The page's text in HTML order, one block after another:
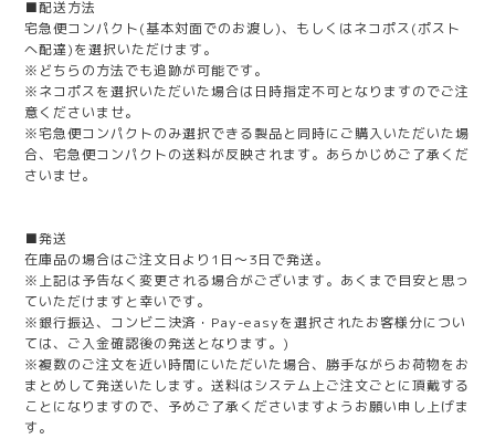
■配送方法
宅急便コンパクト(基本対面でのお渡し)、もしくはネコポス(ポスト
へ配達)を選択いただけます。
※どちらの方法でも追跡が可能です。
※ネコポスを選択いただいた場合は日時指定不可となりますのでご注
意くださいませ。
※宅急便コンパクトのみ選択できる製品と同時にご購入いただいた場
合、宅急便コンパクトの送料が反映されます。あらかじめご了承くだ
さいませ。
■発送
在庫品の場合はご注文日より1日～3日で発送。
※上記は予告なく変更される場合がございます。あくまで目安と思っ
ていただけますと幸いです。
※銀行振込、コンビニ決済・Pay-easyを選択されたお客様分につい
ては、ご入金確認後の発送となります。)
※複数のご注文を近い時間にいただいた場合、勝手ながらお荷物をお
まとめして発送いたします。送料はシステム上ご注文ごとに頂戴する
ことになりますので、予めご了承くださいますようお願い申し上げま
す。